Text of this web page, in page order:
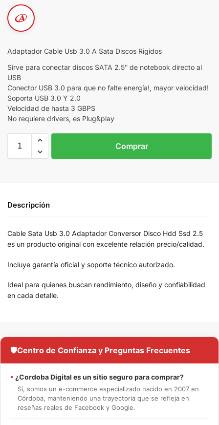
Adaptador Cable Usb 3.0 A Sata Discos Rigidos
Sirve para conectar discos SATA 2.5″ de notebook directo al
USB
Conector USB 3.0 para que no falte energía!, mayor velocidad!
Soporta USB 3.0 Y 2.0
Velocidad de hasta 3 GBPS
No requiere drivers, es Plug&play
Comprar
Descripción
Cable Sata Usb 3.0 Adaptador Conversor Disco Hdd Ssd 2.5
es un producto original con excelente relación precio/calidad.
Incluye garantía oficial y soporte técnico autorizado.
Ideal para quienes buscan rendimiento, diseño y confiabilidad
en cada detalle.
🛡️Centro de Confianza y Preguntas Frecuentes
• ¿Cordoba Digital es un sitio seguro para comprar?
Sí, somos un e-commerce especializado nacido en 2007 en
Córdoba, manteniendo una trayectoria que se refleja en
reseñas reales de Facebook y Google.